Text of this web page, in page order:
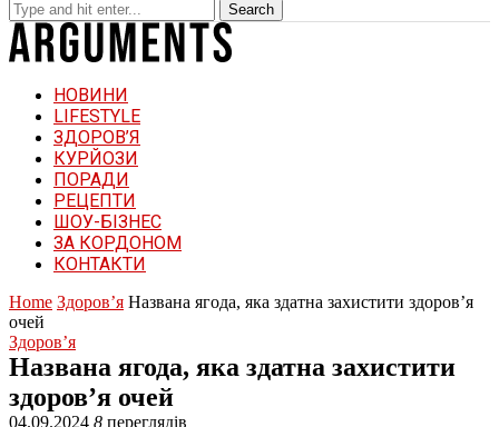
Search
НОВИНИ
LIFESTYLE
ЗДОРОВ’Я
КУРЙОЗИ
ПОРАДИ
РЕЦЕПТИ
ШОУ-БІЗНЕС
ЗА КОРДОНОМ
КОНТАКТИ
Home Здоров’я Названа ягода, яка здатна захистити здоров’я
очей
Здоров’я
Названа ягода, яка здатна захистити
здоров’я очей
04.09.2024 8 переглядів